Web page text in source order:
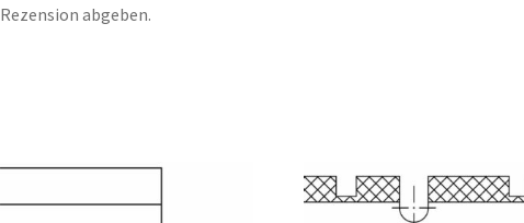
Rezension abgeben.